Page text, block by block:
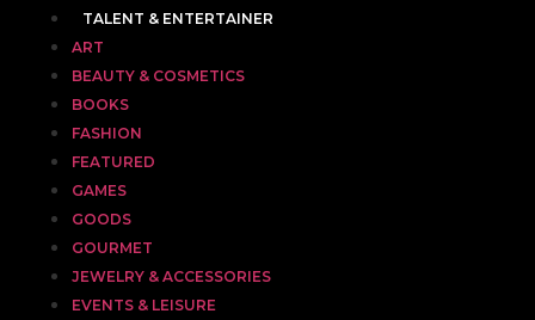
TALENT & ENTERTAINER
ART
BEAUTY & COSMETICS
BOOKS
FASHION
FEATURED
GAMES
GOODS
GOURMET
JEWELRY & ACCESSORIES
EVENTS & LEISURE